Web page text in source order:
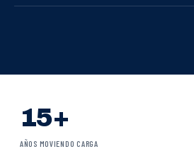
15+
AÑOS MOVIENDO CARGA